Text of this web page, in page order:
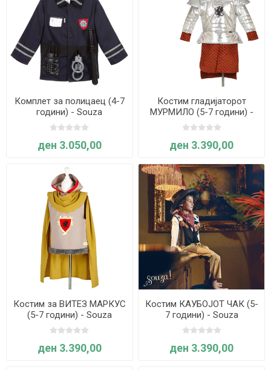
Комплет за полицаец (4-7
години) - Souza
ден 3.050,00
Костим гладијаторот
МУРМИЛО (5-7 години) -
Souza
ден 3.390,00
Костим за ВИТЕЗ МАРКУС
(5-7 години) - Souza
ден 3.390,00
Костим КАУБОЈОТ ЧАК (5-
7 години) - Souza
ден 3.390,00